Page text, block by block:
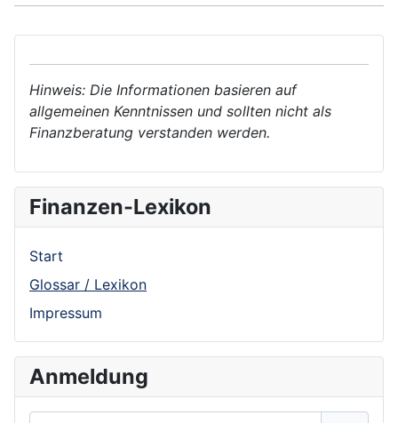
Hinweis: Die Informationen basieren auf
allgemeinen Kenntnissen und sollten nicht als
Finanzberatung verstanden werden.
Finanzen-Lexikon
Start
Glossar / Lexikon
Impressum
Anmeldung